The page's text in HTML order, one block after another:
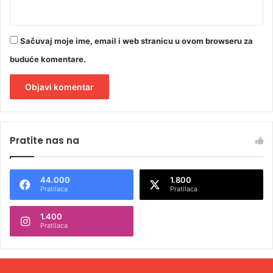
Sačuvaj moje ime, email i web stranicu u ovom browseru za
buduće komentare.
t
n
t
Pratite nas na
44.000
Pratilaca
1.800
Pratilaca
1.400
Pratilaca